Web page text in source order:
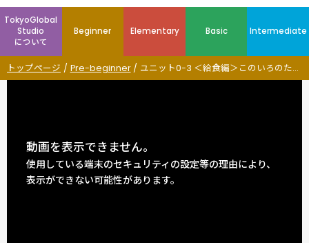
TokyoGlobal
Studio
について
Beginner Elementary Basic Intermediate
トップページ Pre-beginner ユニット0-3 ＜給食編＞このいろのたべものは Food Chant!
動画を表示できません。
使用している端末のセキュリティの設定等の理由により、
表示ができない可能性があります。